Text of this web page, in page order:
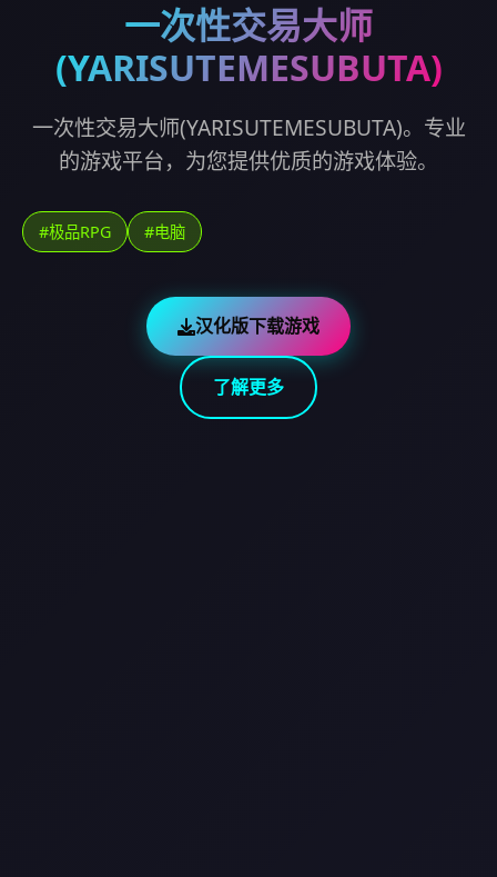
一次性交易大师
(YARISUTEMESUBUTA)
一次性交易大师(YARISUTEMESUBUTA)。专业
的游戏平台，为您提供优质的游戏体验。
#极品RPG #电脑
汉化版下载游戏
了解更多